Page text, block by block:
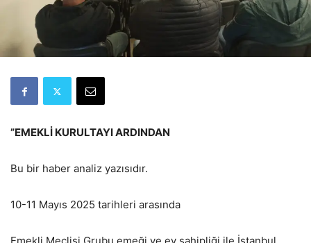
”EMEKLİ KURULTAYI ARDINDAN
Bu bir haber analiz yazısıdır.
10-11 Mayıs 2025 tarihleri arasında